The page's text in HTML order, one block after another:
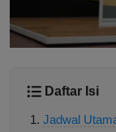
Daftar Isi
Jadwal